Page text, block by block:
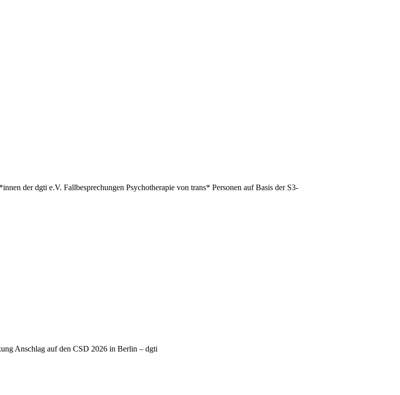
der dgti e.V. Fallbesprechungen Psychotherapie von trans* Personen auf Basis der S3-
Anschlag auf den CSD 2026 in Berlin – dgti